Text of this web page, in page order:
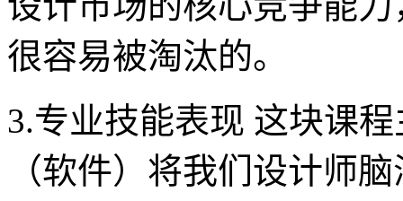
很容易被淘汰的。
3.专业技能表现 这块课
（软件）将我们设计师